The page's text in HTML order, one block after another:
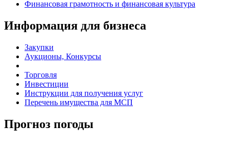
Финансовая грамотность и финансовая культура
Информация для бизнеса
Закупки
Аукционы, Конкурсы
Торговля
Инвестиции
Инструкции для получения услуг
Перечень имущества для МСП
Прогноз погоды